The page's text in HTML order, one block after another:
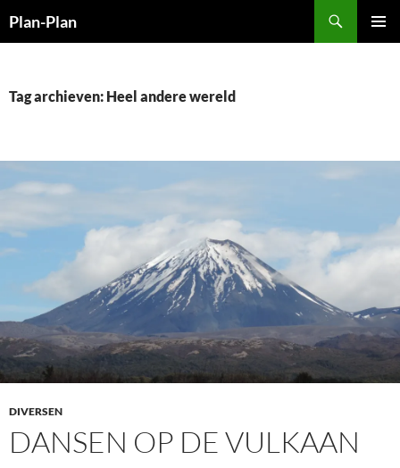
naar
Plan-Plan
Tag archieven: Heel andere wereld
DIVERSEN
DANSEN OP DE VULKAAN